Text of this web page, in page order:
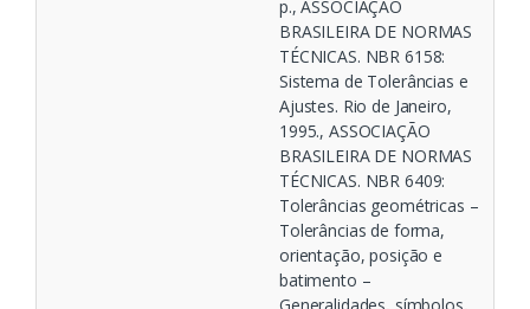
p., ASSOCIAÇÃO
BRASILEIRA DE NORMAS
TÉCNICAS. NBR 6158:
Sistema de Tolerâncias e
Ajustes. Rio de Janeiro,
1995., ASSOCIAÇÃO
BRASILEIRA DE NORMAS
TÉCNICAS. NBR 6409:
Tolerâncias geométricas –
Tolerâncias de forma,
orientação, posição e
batimento –
Generalidades, símbolos,